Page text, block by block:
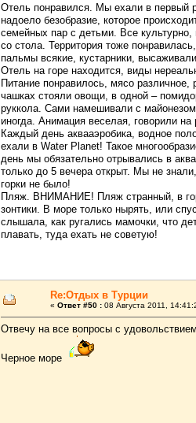
Отель понравился. Мы ехали в первый
надоело безобразие, которое
семейных пар с детьми. Все
со стола. Территория тоже
пальмы всякие, кустарники,
Отель на горе находится, виды
Питание понравилось, мясо
чашках стояли овощи, в одной –
руккола. Сами намешивали с
иногда. Анимация веселая, говорили
Каждый день аквааэробика, водное
ехали в Water Planet! Такое
день мы обязательно отрывались в
только до 5 вечера открыт. Мы не
горки не было!
Пляж. ВНИМАНИЕ! Пляж странный, в
зонтики. В море только нырять, или
слышала, как ругались мамочки, что
плавать, туда ехать не советую!
Re:Отдых в Турции
« Ответ #50 : 08 Августа 2011,
Отвечу на все вопросы с
Черное море